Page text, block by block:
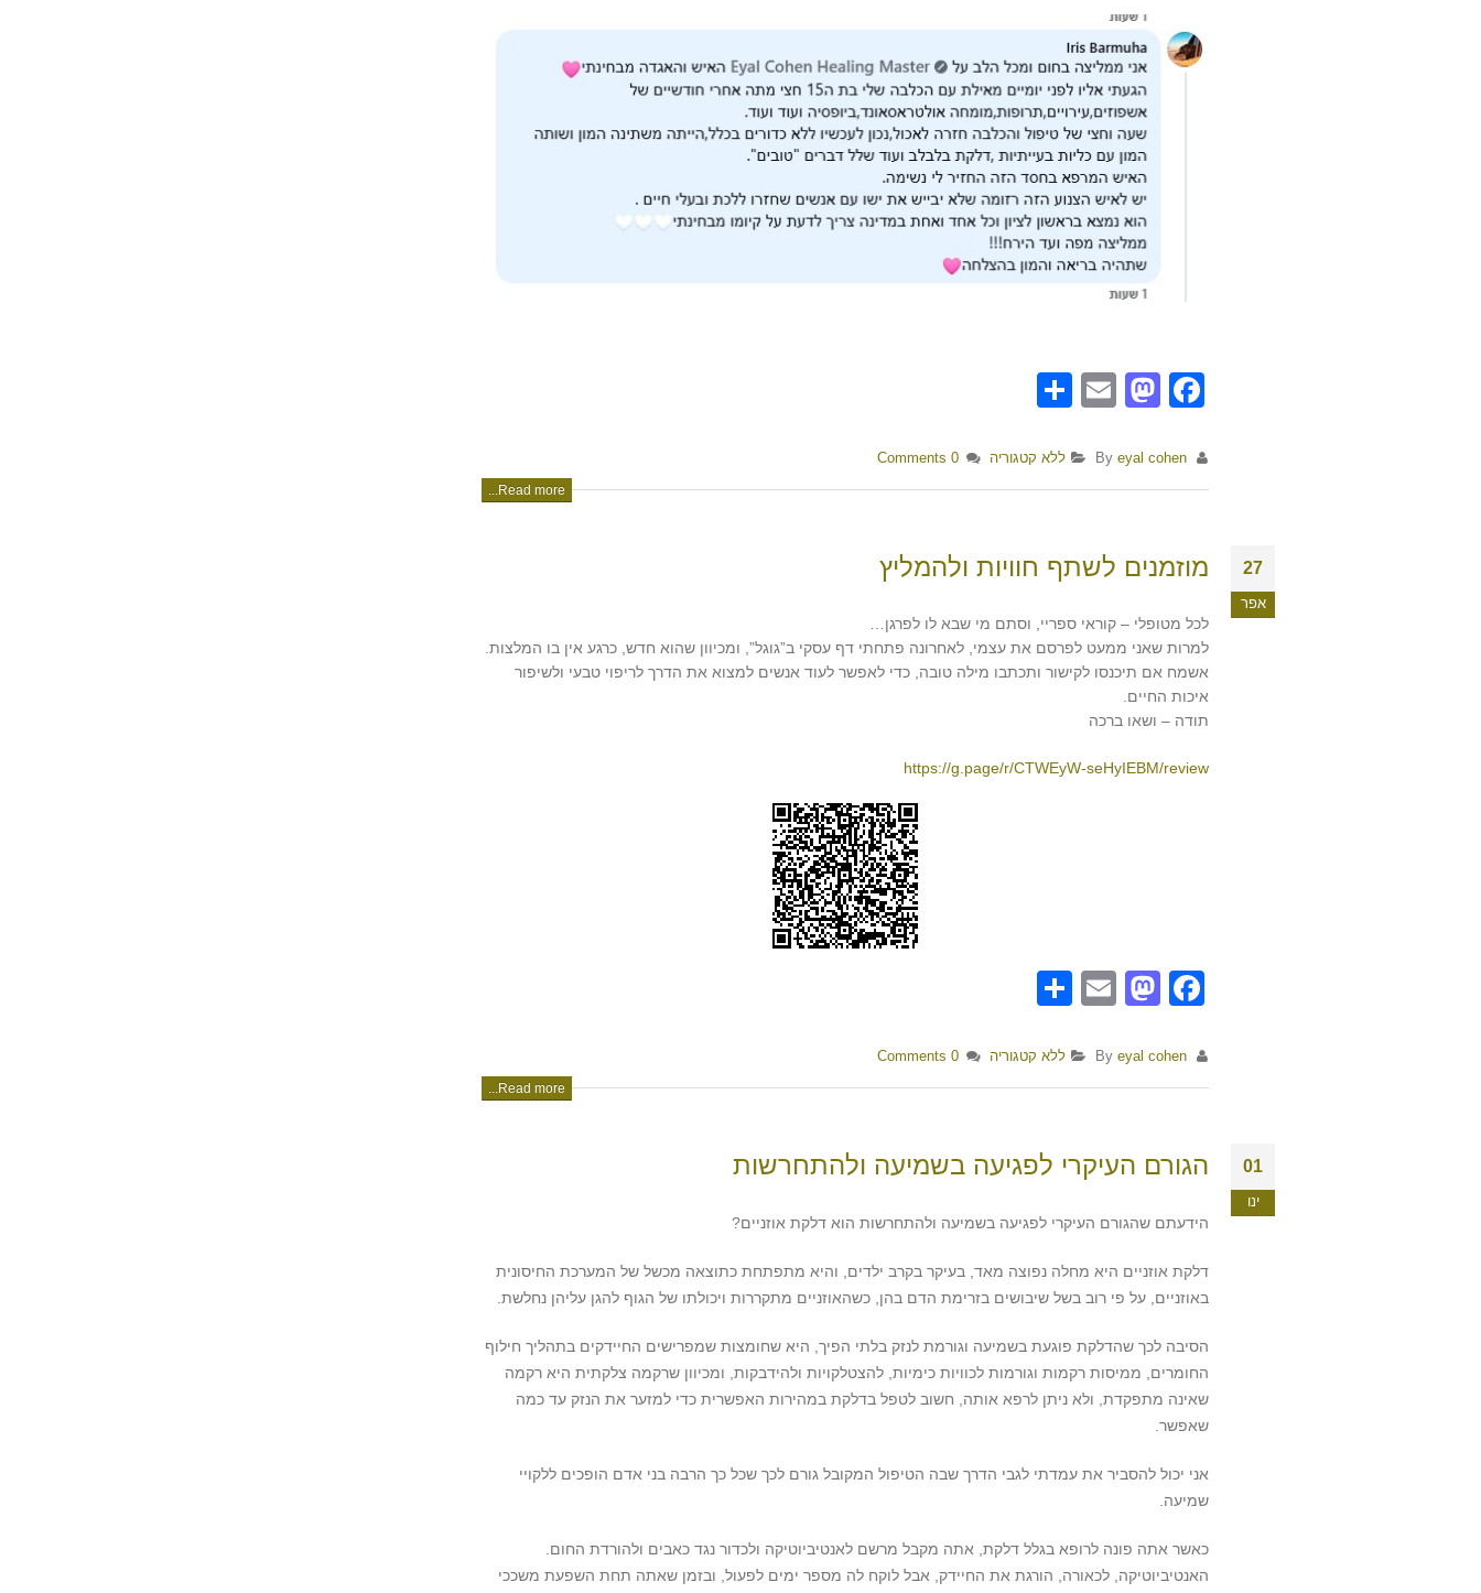
Facebook
Mastodon
Email
eyal cohen ללא קטגוריה 0 Comments
Read more...
27
אפר
מוזמנים לשתף חוויות ולהמליץ
לכל מטופלי – קוראי ספריי, וסתם מי שבא לו לפרגן…
למרות שאני ממעט לפרסם את עצמי, לאחרונה פתחתי דף עסקי ב”גוגל”, ומכיוון שהוא חדש, כרגע אין בו המלצות.
אשמח אם תיכנסו לקישור ותכתבו מילה טובה, כדי לאפשר לעוד אנשים למצוא את הדרך לריפוי טבעי ולשיפור
איכות החיים.
תודה – ושאו ברכה
https://g.page/r/CTWEyW-seHyIEBM/review
Facebook
Mastodon
Email
eyal cohen ללא קטגוריה 0 Comments
Read more...
01
ינו
הגורם העיקרי לפגיעה בשמיעה ולהתחרשות
הידעתם שהגורם העיקרי לפגיעה בשמיעה ולהתחרשות הוא דלקת אוזניים?
דלקת אוזניים היא מחלה נפוצה מאד, בעיקר בקרב ילדים, והיא מתפתחת כתוצאה מכשל של המערכת החיסונית
באוזניים, על פי רוב בשל שיבושים בזרימת הדם בהן, כשהאוזניים מתקררות ויכולתו של הגוף להגן עליהן נחלשת.
הסיבה לכך שהדלקת פוגעת בשמיעה וגורמת לנזק בלתי הפיך, היא שחומצות שמפרישים החיידקים בתהליך חילוף
החומרים, ממיסות רקמות וגורמות לכוויות כימיות, להצטלקויות ולהידבקות, ומכיוון שרקמה צלקתית היא רקמה
שאינה מתפקדת, ולא ניתן לרפא אותה, חשוב לטפל בדלקת במהירות האפשרית כדי למזער את הנזק עד כמה
שאפשר.
אני יכול להסביר את עמדתי לגבי הדרך שבה הטיפול המקובל גורם לכך שכל כך הרבה בני אדם הופכים ללקויי
שמיעה.
כאשר אתה פונה לרופא בגלל דלקת, אתה מקבל מרשם לאנטיביוטיקה ולכדור נגד כאבים ולהורדת החום.
האנטיביוטיקה, לכאורה, הורגת את החיידק, אבל לוקח לה מספר ימים לפעול, ובזמן שאתה תחת השפעת משככי